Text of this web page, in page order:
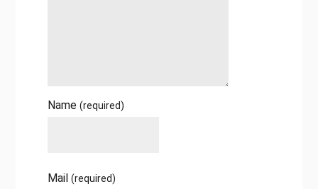
Name(required)
Mail(required)